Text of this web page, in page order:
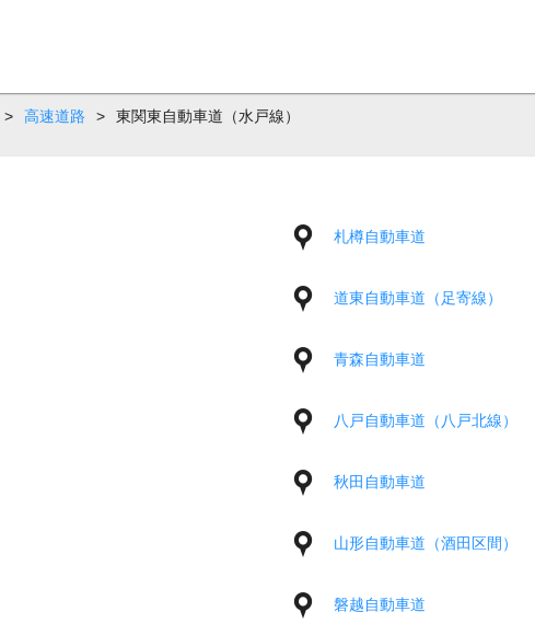
> 高速道路 > 東関東自動車道（水戸線）
札樽自動車道
道東自動車道（足寄線）
青森自動車道
八戸自動車道（八戸北線）
秋田自動車道
山形自動車道（酒田区間）
磐越自動車道